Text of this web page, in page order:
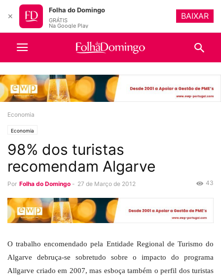
Economia
Economia
98% dos turistas
recomendam Algarve
Por Folha do Domingo - 27 de Março de 2012 43
O trabalho encomendado pela Entidade Regional de Turismo do
Algarve debruça-se sobretudo sobre o impacto do programa
Allgarve criado em 2007, mas esboça também o perfil dos turistas
✕
Folha do Domingo
GRÁTIS
Na Google Play
BAIXAR